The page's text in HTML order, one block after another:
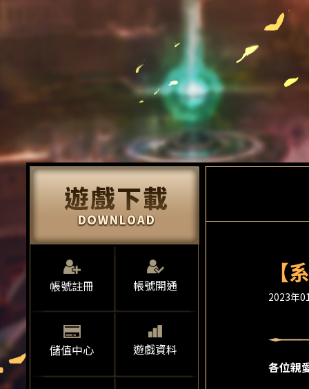
帳號註冊 帳號開通
儲值中心 遊戲資料
【
2023年
各位親